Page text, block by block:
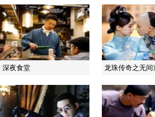
深夜食堂 龙珠传奇之无间